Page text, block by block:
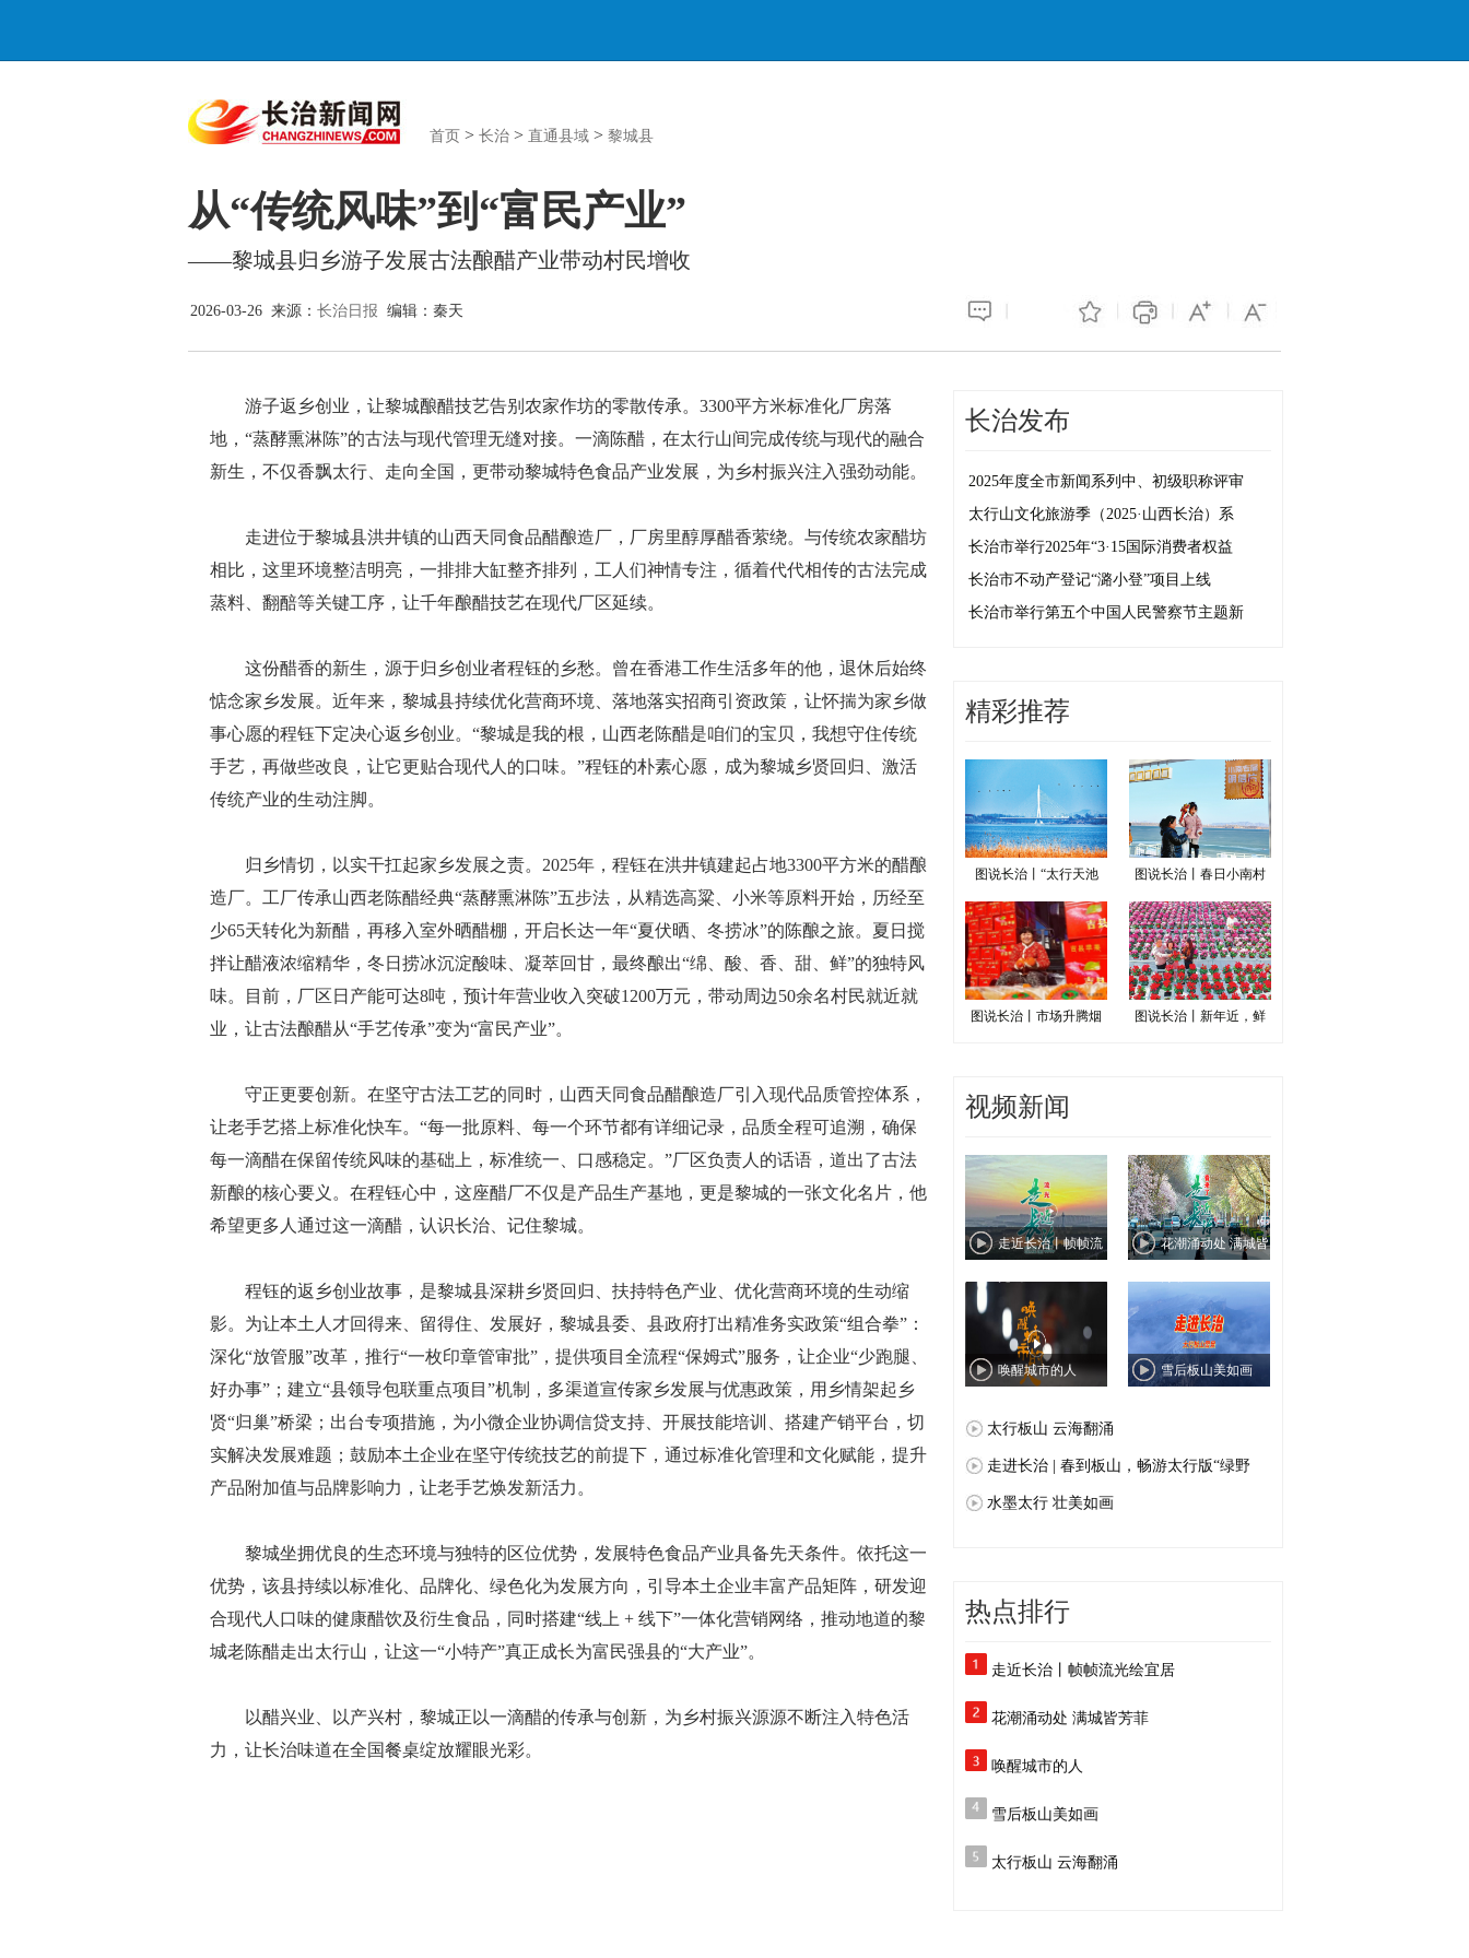
首页 > 长治 > 直通县域 > 黎城县
从“传统风味”到“富民产业”
——黎城县归乡游子发展古法酿醋产业带动村民增收
2026-03-26 来源： 长治日报 编辑：秦天
游子返乡创业，让黎城酿醋技艺告别农家作坊的零散传承。3300平方米标准化厂房落
地，“蒸酵熏淋陈”的古法与现代管理无缝对接。一滴陈醋，在太行山间完成传统与现代的融合
新生，不仅香飘太行、走向全国，更带动黎城特色食品产业发展，为乡村振兴注入强劲动能。
走进位于黎城县洪井镇的山西天同食品醋酿造厂，厂房里醇厚醋香萦绕。与传统农家醋坊
相比，这里环境整洁明亮，一排排大缸整齐排列，工人们神情专注，循着代代相传的古法完成
蒸料、翻醅等关键工序，让千年酿醋技艺在现代厂区延续。
这份醋香的新生，源于归乡创业者程钰的乡愁。曾在香港工作生活多年的他，退休后始终
惦念家乡发展。近年来，黎城县持续优化营商环境、落地落实招商引资政策，让怀揣为家乡做
事心愿的程钰下定决心返乡创业。“黎城是我的根，山西老陈醋是咱们的宝贝，我想守住传统
手艺，再做些改良，让它更贴合现代人的口味。”程钰的朴素心愿，成为黎城乡贤回归、激活
传统产业的生动注脚。
归乡情切，以实干扛起家乡发展之责。2025年，程钰在洪井镇建起占地3300平方米的醋酿
造厂。工厂传承山西老陈醋经典“蒸酵熏淋陈”五步法，从精选高粱、小米等原料开始，历经至
少65天转化为新醋，再移入室外晒醋棚，开启长达一年“夏伏晒、冬捞冰”的陈酿之旅。夏日搅
拌让醋液浓缩精华，冬日捞冰沉淀酸味、凝萃回甘，最终酿出“绵、酸、香、甜、鲜”的独特风
味。目前，厂区日产能可达8吨，预计年营业收入突破1200万元，带动周边50余名村民就近就
业，让古法酿醋从“手艺传承”变为“富民产业”。
守正更要创新。在坚守古法工艺的同时，山西天同食品醋酿造厂引入现代品质管控体系，
让老手艺搭上标准化快车。“每一批原料、每一个环节都有详细记录，品质全程可追溯，确保
每一滴醋在保留传统风味的基础上，标准统一、口感稳定。”厂区负责人的话语，道出了古法
新酿的核心要义。在程钰心中，这座醋厂不仅是产品生产基地，更是黎城的一张文化名片，他
希望更多人通过这一滴醋，认识长治、记住黎城。
程钰的返乡创业故事，是黎城县深耕乡贤回归、扶持特色产业、优化营商环境的生动缩
影。为让本土人才回得来、留得住、发展好，黎城县委、县政府打出精准务实政策“组合拳”：
深化“放管服”改革，推行“一枚印章管审批”，提供项目全流程“保姆式”服务，让企业“少跑腿、
好办事”；建立“县领导包联重点项目”机制，多渠道宣传家乡发展与优惠政策，用乡情架起乡
贤“归巢”桥梁；出台专项措施，为小微企业协调信贷支持、开展技能培训、搭建产销平台，切
实解决发展难题；鼓励本土企业在坚守传统技艺的前提下，通过标准化管理和文化赋能，提升
产品附加值与品牌影响力，让老手艺焕发新活力。
黎城坐拥优良的生态环境与独特的区位优势，发展特色食品产业具备先天条件。依托这一
优势，该县持续以标准化、品牌化、绿色化为发展方向，引导本土企业丰富产品矩阵，研发迎
合现代人口味的健康醋饮及衍生食品，同时搭建“线上 + 线下”一体化营销网络，推动地道的黎
城老陈醋走出太行山，让这一“小特产”真正成长为富民强县的“大产业”。
以醋兴业、以产兴村，黎城正以一滴醋的传承与创新，为乡村振兴源源不断注入特色活
力，让长治味道在全国餐桌绽放耀眼光彩。
长治发布
2025年度全市新闻系列中、初级职称评审
太行山文化旅游季（2025·山西长治）系
长治市举行2025年“3·15国际消费者权益
长治市不动产登记“潞小登”项目上线
长治市举行第五个中国人民警察节主题新
精彩推荐
图说长治丨“太行天池 图说长治丨春日小南村
图说长治丨市场升腾烟 图说长治丨新年近，鲜
视频新闻
走近长治丨帧帧流 花潮涌动处 满城皆
唤醒城市的人 雪后板山美如画
太行板山 云海翻涌
走进长治 | 春到板山，畅游太行版“绿野
水墨太行 壮美如画
热点排行
走近长治丨帧帧流光绘宜居
花潮涌动处 满城皆芳菲
唤醒城市的人
雪后板山美如画
太行板山 云海翻涌